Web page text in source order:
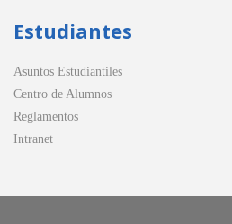
Estudiantes
Asuntos Estudiantiles
Centro de Alumnos
Reglamentos
Intranet